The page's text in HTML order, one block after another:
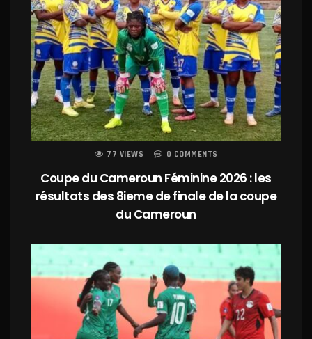
77 VIEWS 0 COMMENTS
Coupe du Cameroun Féminine 2026 : les
résultats des 8ieme de finale de la coupe
du Cameroun